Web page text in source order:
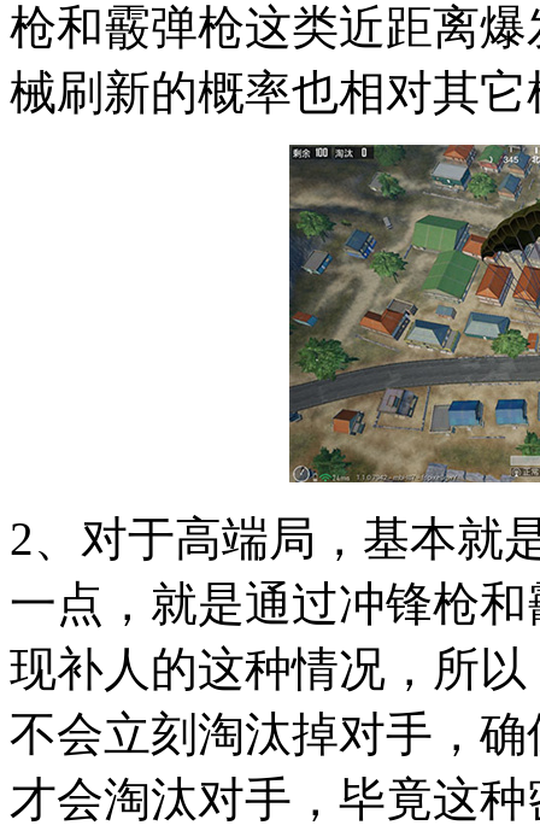
枪和霰弹枪这类近距离
械刷新的概率也相对其
2、对于高端局，基本就
一点，就是通过冲锋枪
现补人的这种情况，所
不会立刻淘汰掉对手，
才会淘汰对手，毕竟这